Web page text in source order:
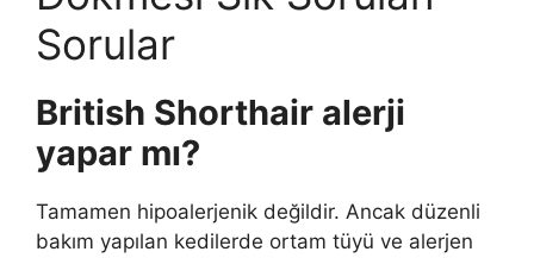
Sorular
British Shorthair alerji
yapar mı?
Tamamen hipoalerjenik değildir. Ancak düzenli
bakım yapılan kedilerde ortam tüyü ve alerjen